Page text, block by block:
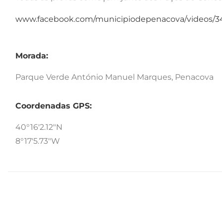
www.facebook.com/municipiodepenacova/videos/
Morada:
Parque Verde António Manuel Marques, Penacova
Coordenadas GPS:
40°16'2.12"N
8°17'5.73"W